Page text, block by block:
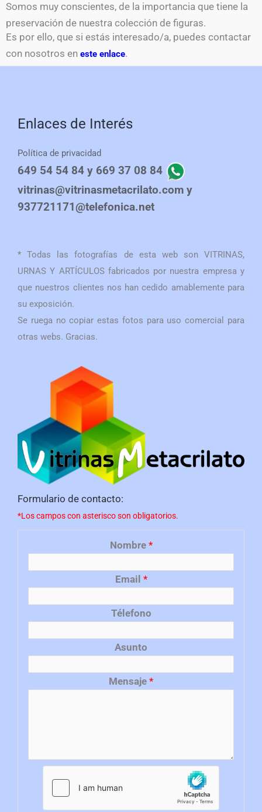
Somos muy conscientes, de la importancia que tiene la
preservación de nuestra colección de figuras.
Es por ello, que si estás interesado/a, puedes contactar
con nosotros en este enlace.
Enlaces de Interés
Política de privacidad
649 54 54 84 y 669 37 08 84
vitrinas@vitrinasmetacrilato.com y
937721171@telefonica.net
* Todas las fotografías de esta web son VITRINAS,
URNAS Y ARTÍCULOS fabricados por nuestra empresa y
que nuestros clientes nos han cedido amablemente para
su exposición.
Se ruega no copiar estas fotos para uso comercial para
otras webs. Gracias.
Formulario de contacto:
*Los campos con asterisco son obligatorios.
Nombre *
Email *
Télefono
Asunto
Mensaje *